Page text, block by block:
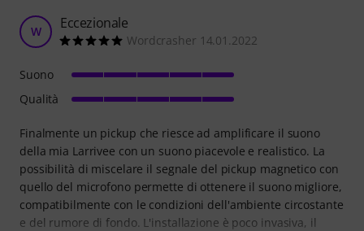
W Eccezionale
Wordcrasher 14.01.2022
Finalmente un pickup che riesce ad amplificare il suono
della mia Larrivee con un suono piacevole e realistico. La
possibilità di miscelare il segnale del pickup magnetico con
quello del microfono permette di ottenere il suono migliore,
compatibilmente con le condizioni dell'ambiente circostante
e del rumore di fondo. L'installazione è poco invasiva, il
Suono
Qualità